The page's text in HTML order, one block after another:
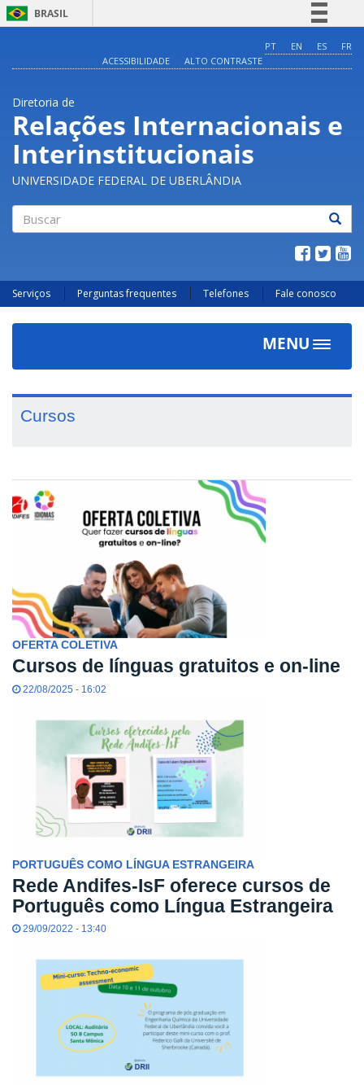
BRASIL
Comunica BR
Acesso à informação
Legislação
Canais
PT EN ES
FR
ACESSIBILIDADE
ALTO CONTRASTE
Diretoria de
Relações Internacionais e
Interinstitucionais
UNIVERSIDADE FEDERAL DE UBERLÂNDIA
Serviços Perguntas frequentes Telefones Fale conosco
MENU
Toggle
Cursos
OFERTA COLETIVA
Cursos de línguas gratuitos e on-line
22/08/2025 - 16:02
PORTUGUÊS COMO LÍNGUA ESTRANGEIRA
Rede Andifes-IsF oferece cursos de
Português como Língua Estrangeira
29/09/2022 - 13:40